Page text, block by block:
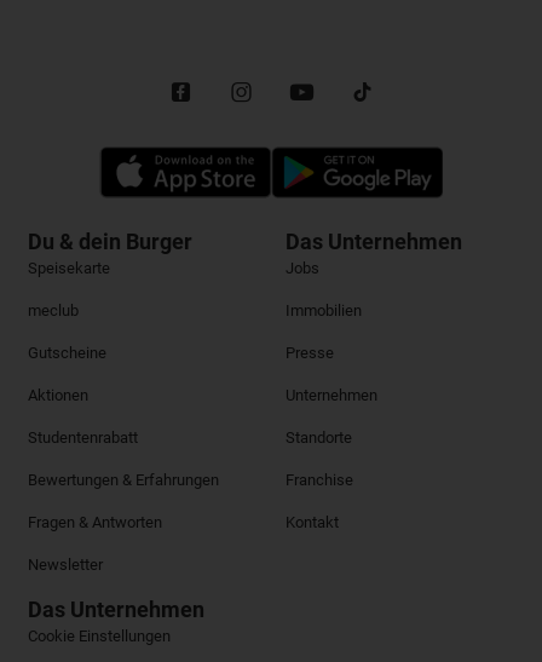
Du & dein Burger
Speisekarte
meclub
Gutscheine
Aktionen
Studentenrabatt
Bewertungen & Erfahrungen
Fragen & Antworten
Newsletter
Das Unternehmen
Jobs
Immobilien
Presse
Unternehmen
Standorte
Franchise
Kontakt
Das Unternehmen
Cookie Einstellungen